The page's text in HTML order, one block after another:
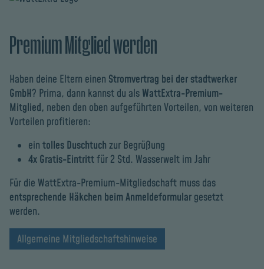
Premium Mitglied werden
Haben deine Eltern einen Stromvertrag bei der stadtwerker
GmbH? Prima, dann kannst du alsWattExtra-Premium-
Mitglied, neben den oben aufgeführten Vorteilen, von weiteren
Vorteilen profitieren:
ein tolles Duschtuch zur Begrüßung
4x Gratis-Eintrittfür 2 Std. Wasserwelt im Jahr
Für die WattExtra-Premium-Mitgliedschaft muss das
entsprechende Häkchen beim Anmeldeformular gesetzt
werden.
Allgemeine Mitgliedschaftshinweise